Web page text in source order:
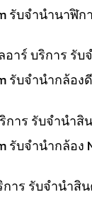
รับจำนำนาฬิก
อาร์ บริการ รั
รับจำนำกล้อ
การ รับจำนำ
รับจำนำกล้อ
การ รับจำนำ